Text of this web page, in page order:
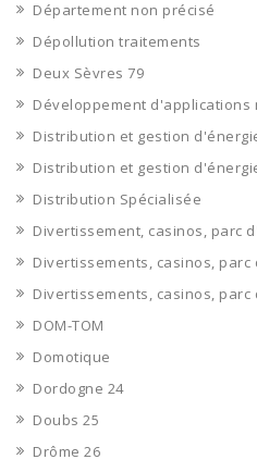
Département non précisé
Dépollution traitements
Deux Sèvres 79
Développement d'applications
Distribution et gestion
Distribution et gestion
Distribution Spécialisée
Divertissement, casinos, parc
Divertissements, casinos,
Divertissements, casinos,
DOM-TOM
Domotique
Dordogne 24
Doubs 25
Drôme 26